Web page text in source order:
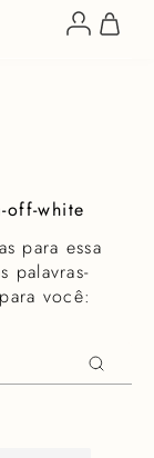
off-white
para essa
palavras-
você: